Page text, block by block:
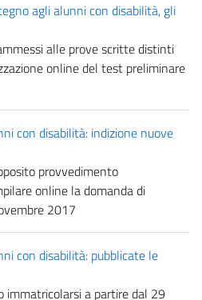
agli alunni con disabilità, gli
alle prove scritte distinti
online del test preliminare
con disabilità: indizione nuove
provvedimento
online la domanda di
2017
con disabilità: pubblicate le
immatricolarsi a partire dal 29